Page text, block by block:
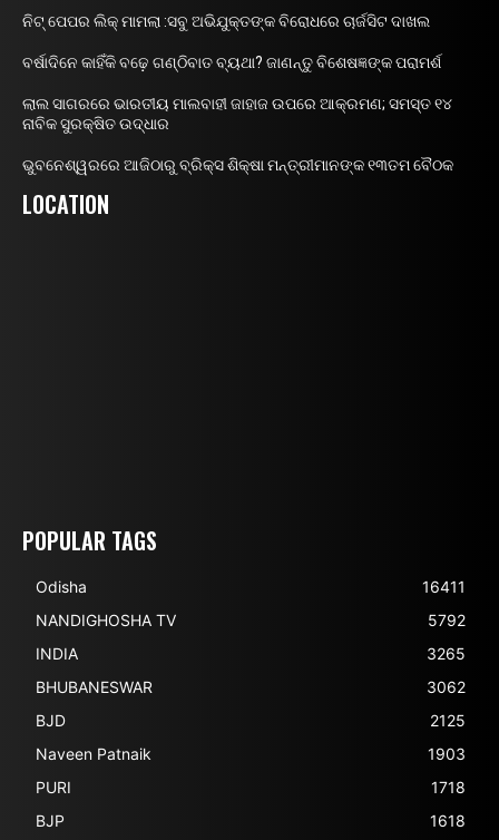
ନିଟ୍ ପେପର ଲିକ୍ ମାମଲା :ସବୁ ଅଭିଯୁକ୍ତଙ୍କ ବିରୋଧରେ ଚାର୍ଜସିଟ ଦାଖଲ
ବର୍ଷାଦିନେ କାହିଁକି ବଢ଼େ ଗଣ୍ଠିବାତ ବ୍ୟଥା? ଜାଣନ୍ତୁ ବିଶେଷଜ୍ଞଙ୍କ ପରାମର୍ଶ
ଲାଲ ସାଗରରେ ଭାରତୀୟ ମାଲବାହୀ ଜାହାଜ ଉପରେ ଆକ୍ରମଣ; ସମସ୍ତ ୧୪
ନାବିକ ସୁରକ୍ଷିତ ଉଦ୍ଧାର
ଭୁବନେଶ୍ୱରରେ ଆଜିଠାରୁ ବ୍ରିକ୍ସ ଶିକ୍ଷା ମନ୍ତ୍ରୀମାନଙ୍କ ୧୩ତମ ବୈଠକ
LOCATION
POPULAR TAGS
Odisha
16411
NANDIGHOSHA TV
5792
INDIA
3265
BHUBANESWAR
3062
BJD
2125
Naveen Patnaik
1903
PURI
1718
BJP
1618